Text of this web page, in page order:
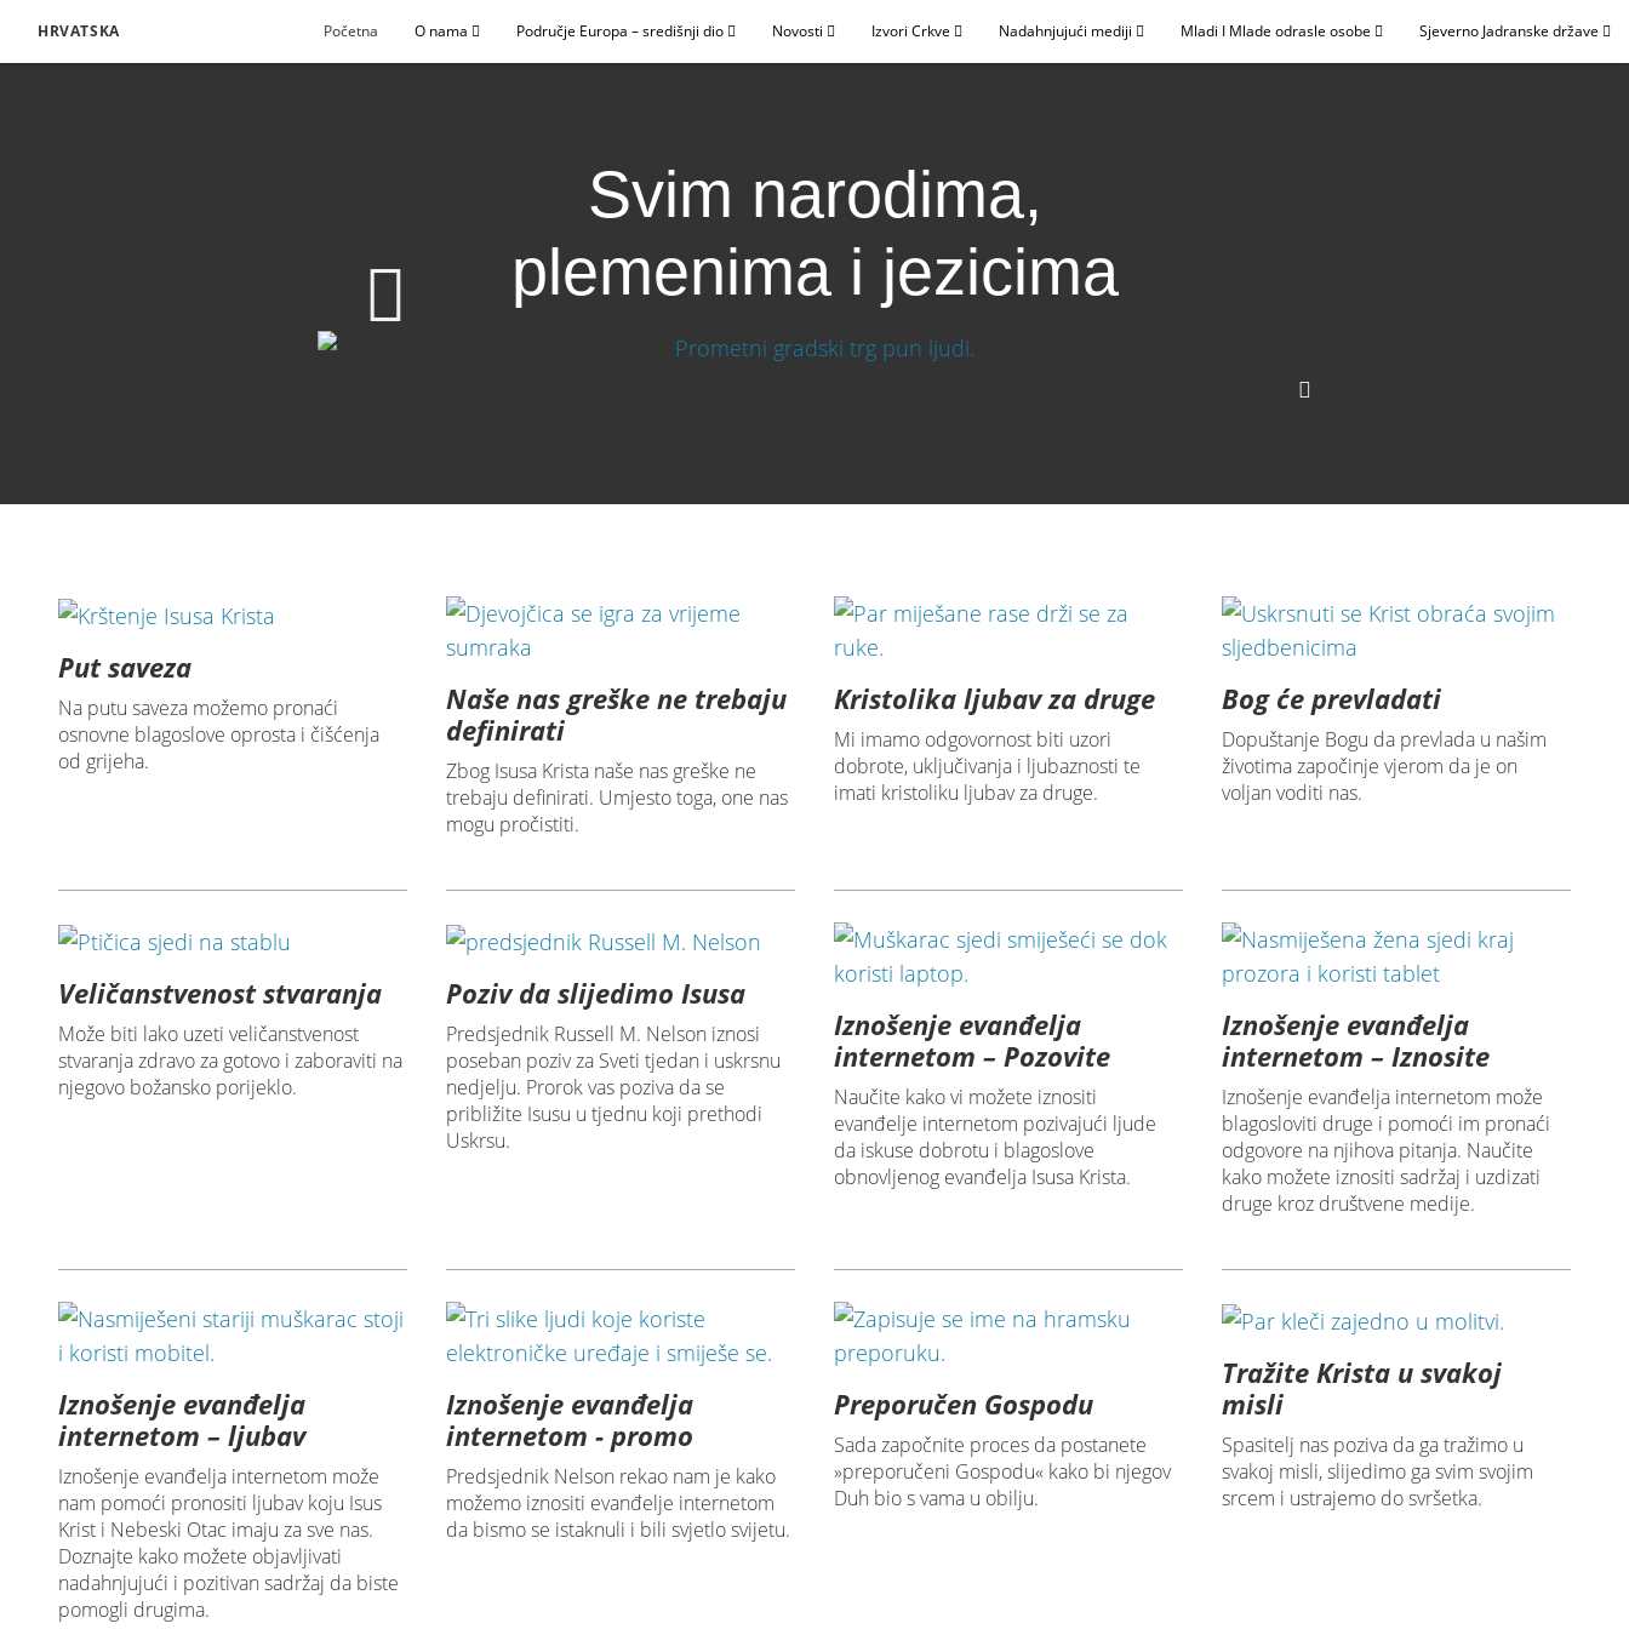
HRVATSKA Početna O nama Područje Europa – središnji dio Novosti Izvori Crkve Nadahnjujući mediji Mladi I Mlade odrasle osobe Sjeverno Jadranske države
Svim narodima,
plemenima i jezicima
Put saveza
Na putu saveza možemo pronaći
osnovne blagoslove oprosta i čišćenja
od grijeha.
Naše nas greške ne trebaju
definirati
Zbog Isusa Krista naše nas greške ne
trebaju definirati. Umjesto toga, one nas
mogu pročistiti.
Kristolika ljubav za druge
Mi imamo odgovornost biti uzori
dobrote, uključivanja i ljubaznosti te
imati kristoliku ljubav za druge.
Bog će prevladati
Dopuštanje Bogu da prevlada u našim
životima započinje vjerom da je on
voljan voditi nas.
Veličanstvenost stvaranja
Može biti lako uzeti veličanstvenost
stvaranja zdravo za gotovo i zaboraviti na
njegovo božansko porijeklo.
Poziv da slijedimo Isusa
Predsjednik Russell M. Nelson iznosi
poseban poziv za Sveti tjedan i uskrsnu
nedjelju. Prorok vas poziva da se
približite Isusu u tjednu koji prethodi
Uskrsu.
Iznošenje evanđelja
internetom – Pozovite
Naučite kako vi možete iznositi
evanđelje internetom pozivajući ljude
da iskuse dobrotu i blagoslove
obnovljenog evanđelja Isusa Krista.
Iznošenje evanđelja
internetom – Iznosite
Iznošenje evanđelja internetom može
blagosloviti druge i pomoći im pronaći
odgovore na njihova pitanja. Naučite
kako možete iznositi sadržaj i uzdizati
druge kroz društvene medije.
Iznošenje evanđelja
internetom – ljubav
Iznošenje evanđelja internetom može
nam pomoći pronositi ljubav koju Isus
Krist i Nebeski Otac imaju za sve nas.
Doznajte kako možete objavljivati
nadahnjujući i pozitivan sadržaj da biste
pomogli drugima.
Iznošenje evanđelja
internetom - promo
Predsjednik Nelson rekao nam je kako
možemo iznositi evanđelje internetom
da bismo se istaknuli i bili svjetlo svijetu.
Preporučen Gospodu
Sada započnite proces da postanete
»preporučeni Gospodu« kako bi njegov
Duh bio s vama u obilju.
Tražite Krista u svakoj
misli
Spasitelj nas poziva da ga tražimo u
svakoj misli, slijedimo ga svim svojim
srcem i ustrajemo do svršetka.